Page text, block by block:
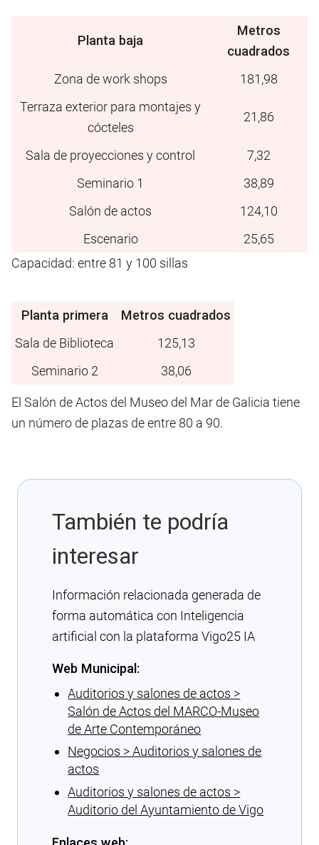
Planta baja
Metros
cuadrados
Zona de work shops
181,98
Terraza exterior para montajes y
cócteles
21,86
Sala de proyecciones y control
7,32
Seminario 1
38,89
Salón de actos
124,10
Escenario
25,65
Capacidad: entre 81 y 100 sillas
Planta primera
Metros cuadrados
Sala de Biblioteca
125,13
Seminario 2
38,06
El Salón de Actos del Museo del Mar de Galicia tiene
un número de plazas de entre 80 a 90.
También te podría
interesar
Información relacionada generada de
forma automática con Inteligencia
artificial con la plataforma Vigo25 IA
Web Municipal:
Auditorios y salones de actos >
Salón de Actos del MARCO-Museo
de Arte Contemporáneo
Negocios > Auditorios y salones de
actos
Auditorios y salones de actos >
Auditorio del Ayuntamiento de Vigo